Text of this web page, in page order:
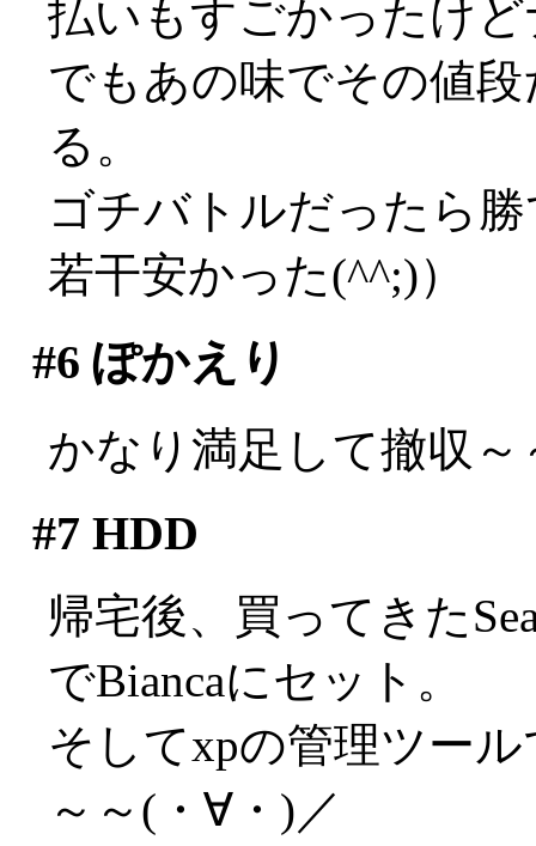
払いもすごかったけ
でもあの味でその値
る。
ゴチバトルだったら
若干安かった(^^;)）
#6 ぽかえり
かなり満足して撤収～
#7 HDD
帰宅後、買ってきた
でBiancaにセット。
そしてxpの管理ツー
～～(・∀・)／